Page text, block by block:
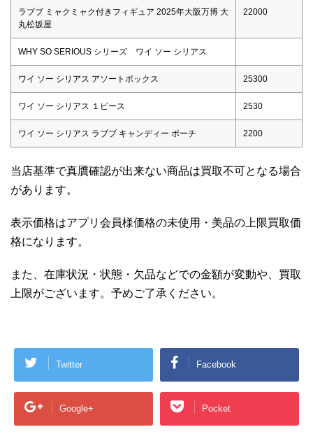
ラブブ ミャクミャク付きフィギュア 2025年大阪万博 大
丸松坂屋
22000
WHY SO SERIOUS シリーズ ワイ ソー シリアス
ワイ ソー シリアス アソートボックス 25300
ワイ ソー シリアス １ピース 2530
ワイ ソー シリアス ラブブ キャンディー ポーチ 2200
当店基準で真贋確認が出来ない商品は買取不可となる場合
があります。
表示価格はアプリ会員様価格の未使用・美品の上限買取価
格になります。
また、在庫状況・状態・欠品などでの金額が変動や、買取
上限がございます。予めご了承ください。
Twitter Facebook
Google+ Pocket